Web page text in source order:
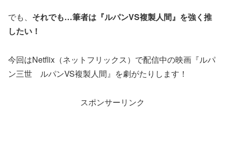
でも、 それでも…筆者は『ルパンVS複製人間』を強く推
したい！
今回はNetflix（ネットフリックス）で配信中の映画『ルパ
ン三世 ルパンVS複製人間』を劇がたりします！
スポンサーリンク